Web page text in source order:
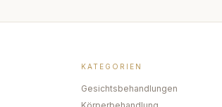
KATEGORIEN
Gesichtsbehandlungen